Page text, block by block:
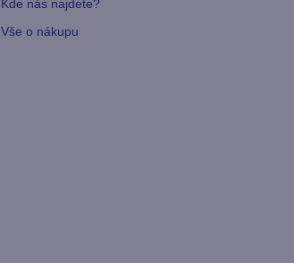
Kde nás najdete?
Vše o nákupu